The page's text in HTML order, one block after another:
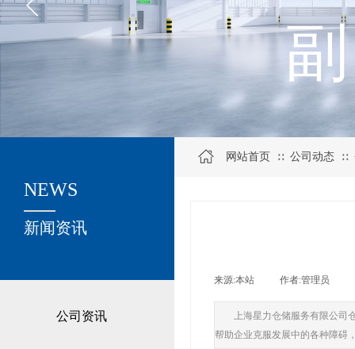
公司资讯
关于我们
新闻资讯
NEWS
网站首页 ∷ 公司动态 ∷
来源:本站 作者:管理员
上海星力仓储服务有限公
帮助企业克服发展中的各种障碍